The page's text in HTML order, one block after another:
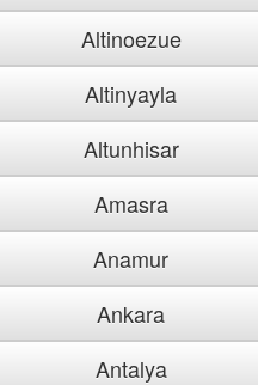
Altinoezue
Altinyayla
Altunhisar
Amasra
Anamur
Ankara
Antalya